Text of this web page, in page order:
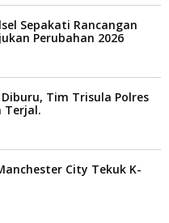
Sepakati Rancangan
Perubahan 2026
Tim Trisula Polres
Terjal.
City Tekuk K-